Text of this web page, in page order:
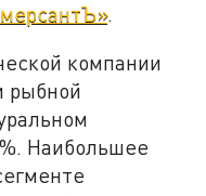
.
компании
рыбной
Наибольшее